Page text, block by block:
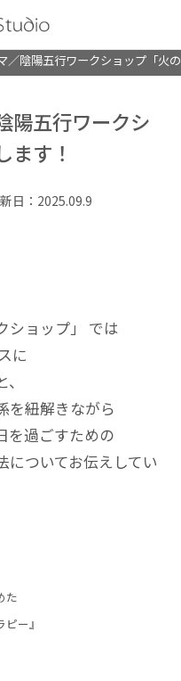
／陰陽五行ワークショップ「火
陽五行ワークシ
ます！
日 ：2025.09.9
ショップ」 では
に
を紐解きながら
を過ごすための
についてお伝えしてい
た
ー』